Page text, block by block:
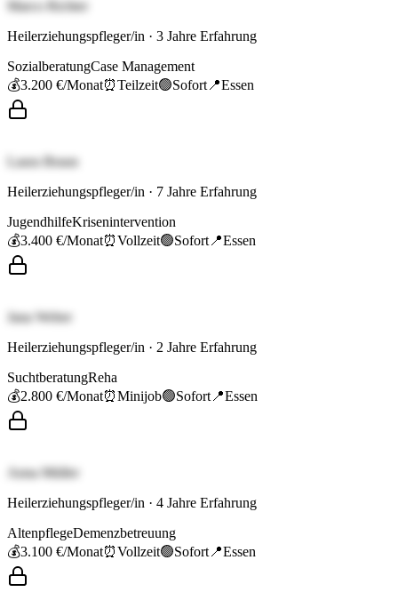
Marco Richter
Heilerziehungspfleger/in · 3 Jahre Erfahrung
SozialberatungCase Management
💰3.200 €/Monat⏰Teilzeit🟢Sofort 📍Essen
Laura Braun
Heilerziehungspfleger/in · 7 Jahre Erfahrung
JugendhilfeKrisenintervention
💰3.400 €/Monat⏰Vollzeit🟢Sofort 📍Essen
Jana Weber
Heilerziehungspfleger/in · 2 Jahre Erfahrung
SuchtberatungReha
💰2.800 €/Monat⏰Minijob🟢Sofort 📍Essen
Anna Müller
Heilerziehungspfleger/in · 4 Jahre Erfahrung
AltenpflegeDemenzbetreuung
💰3.100 €/Monat⏰Vollzeit🟢Sofort 📍Essen